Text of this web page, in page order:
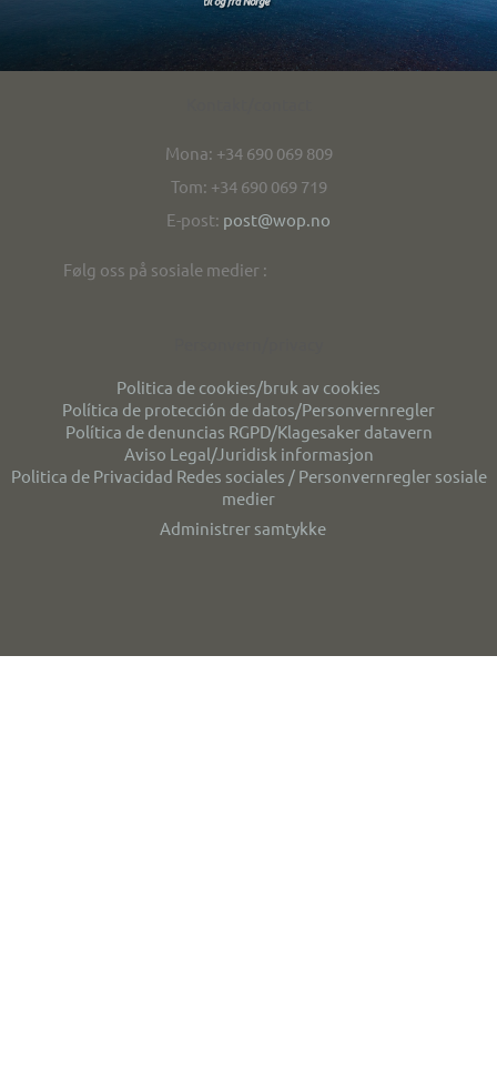
Mona: +34 690 069 809
Tom: +34 690 069 719
E-post: post@wop.no
Følg oss på sosiale medier :
Politica de cookies/bruk av cookies
Política de protección de datos/Personvernregler
Política de denuncias RGPD/Klagesaker datavern
Aviso Legal/Juridisk informasjon
Politica de Privacidad Redes sociales / Personvernregler sosiale
medier
Administrer samtykke